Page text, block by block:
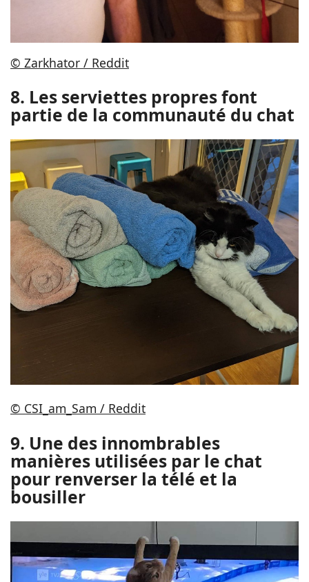
© Zarkhator / Reddit
8. Les serviettes propres font
partie de la communauté du chat
© CSI_am_Sam / Reddit
9. Une des innombrables
manières utilisées par le chat
pour renverser la télé et la
bousiller